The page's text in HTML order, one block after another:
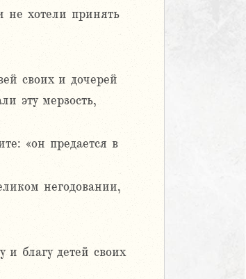
хотели принять
своих и дочерей
эту мерзость,
«он предается в
негодовании,
и благу детей своих